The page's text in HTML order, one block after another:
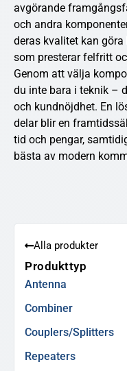
avgörande
och andra
deras kvalitet kan
som presterar felfritt
Genom att välja
du inte bara i teknik –
och kundnöjdhet. En
delar blir en
tid och pengar,
bästa av modern
Alla produkter
Produkttyp
Antenna
Combiner
Couplers/Splitters
Repeaters